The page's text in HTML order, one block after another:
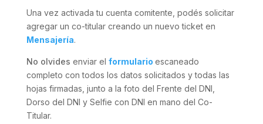
Una vez activada tu cuenta comitente, podés solicitar
agregar un co-titular creando un nuevo ticket en
Mensajería.
No olvides enviar el formulario escaneado
completo con todos los datos solicitados y todas las
hojas firmadas, junto a la foto del Frente del DNI,
Dorso del DNI y Selfie con DNI en mano del Co-
Titular.